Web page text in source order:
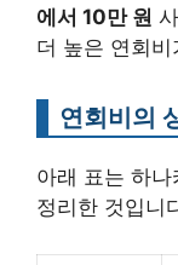
에서 10만 원
더 높은 연회
연회비의
아래 표는 하
정리한 것입니